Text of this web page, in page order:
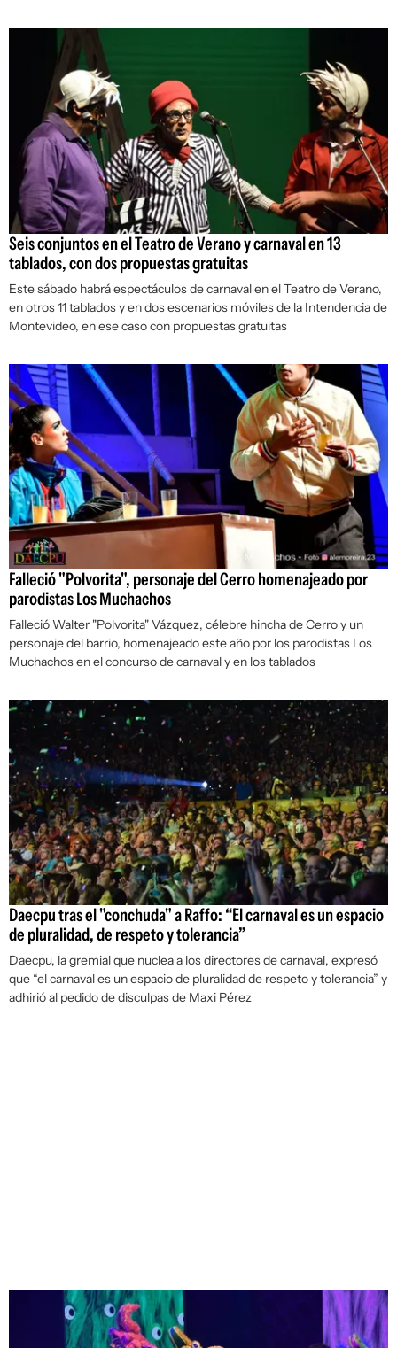
Seis conjuntos en el Teatro de Verano y carnaval en 13
tablados, con dos propuestas gratuitas
Este sábado habrá espectáculos de carnaval en el Teatro de Verano,
en otros 11 tablados y en dos escenarios móviles de la Intendencia de
Montevideo, en ese caso con propuestas gratuitas
Falleció "Polvorita", personaje del Cerro homenajeado por
parodistas Los Muchachos
Falleció Walter "Polvorita" Vázquez, célebre hincha de Cerro y un
personaje del barrio, homenajeado este año por los parodistas Los
Muchachos en el concurso de carnaval y en los tablados
Daecpu tras el "conchuda" a Raffo: “El carnaval es un espacio
de pluralidad, de respeto y tolerancia”
Daecpu, la gremial que nuclea a los directores de carnaval, expresó
que “el carnaval es un espacio de pluralidad de respeto y tolerancia” y
adhirió al pedido de disculpas de Maxi Pérez